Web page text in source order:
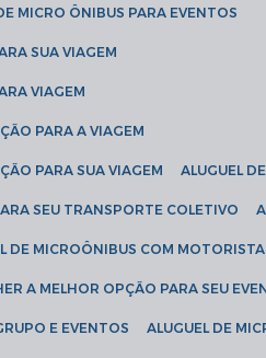
DE MICRO ÔNIBUS PARA EVENTOS
SUA VIAGEM
VIAGEM
PARA A VIAGEM
PARA SUA VIAGEM ALUGUEL
SEU TRANSPORTE COLETIVO
DE MICROÔNIBUS COM
A MELHOR OPÇÃO PARA SEU
E EVENTOS ALUGUEL DE